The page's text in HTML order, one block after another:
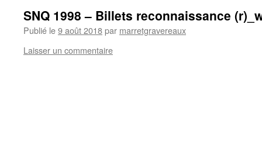
SNQ 1998 – Billets reconnaissance
Publié le9 août 2018par marretgravereaux
Laisser un commentaire